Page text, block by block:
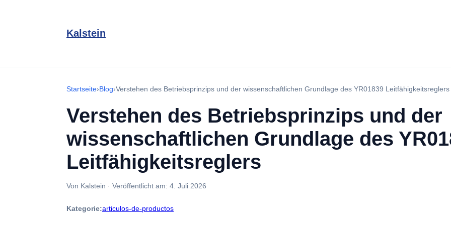
Kalstein
Startseite›Blog›Verstehen des Betriebsprinzips und der wissenschaftlichen Grundlage des YR01839 Leitfähigkeitsreglers
Verstehen des Betriebsprinzips und der
wissenschaftlichen Grundlage des
Leitfähigkeitsreglers
Von Kalstein · Veröffentlicht am: 4. Juli 2026
Kategorie:articulos-de-productos